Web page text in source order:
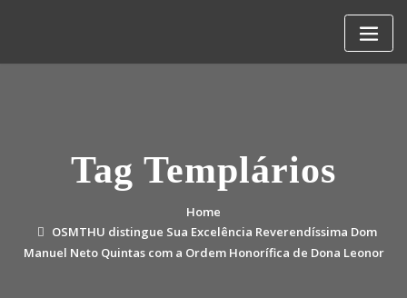
Tag Templários
Home
OSMTHU distingue Sua Excelência Reverendíssima Dom
Manuel Neto Quintas com a Ordem Honorífica de Dona Leonor